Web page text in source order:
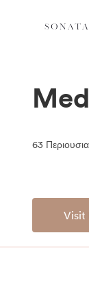
63
Visit